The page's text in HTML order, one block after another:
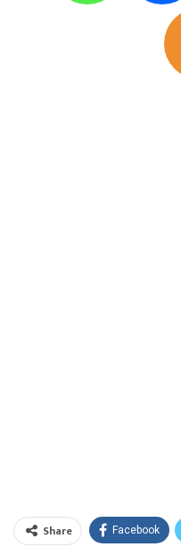
Share Facebook